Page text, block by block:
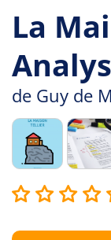
La
de Guy de